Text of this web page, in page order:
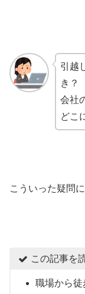
引越
き？
会社
どこ
こういった疑問
この記事を
職場から